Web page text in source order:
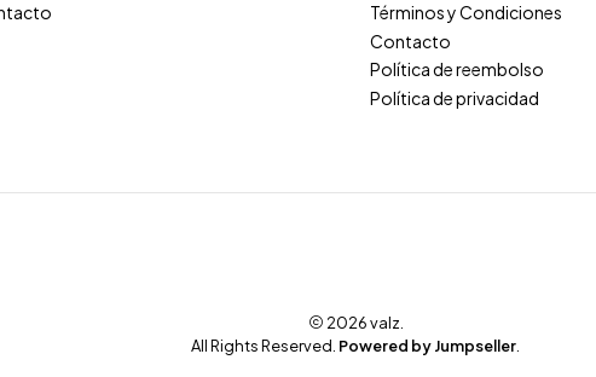
Términos y Condiciones
Contacto
Política de reembolso
Política de privacidad
2026 valz.
All Rights Reserved. Powered by Jumpseller.